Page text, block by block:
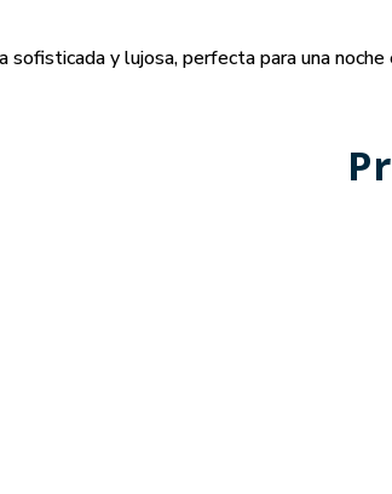
sofisticada y lujosa, perfecta para una